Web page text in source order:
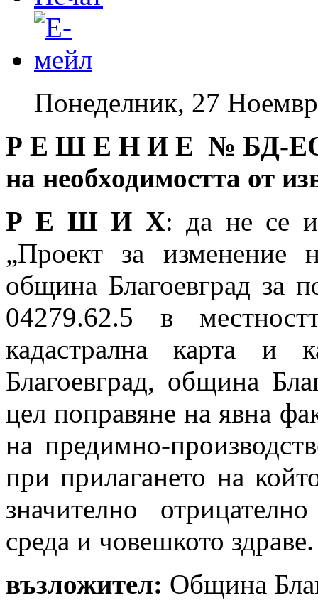
Понеделник, 27
Р Е Ш Е Н И Е № БД-
на необходимостта от
Р Е Ш И Х: да не се
„Проект за
община Благоевград за
04279.62.5 в
кадастрална карта и
Благоевград, община
цел поправяне на явна
на предимно-
при прилагането на
значително
среда и човешкото здраве.
възложител: Община